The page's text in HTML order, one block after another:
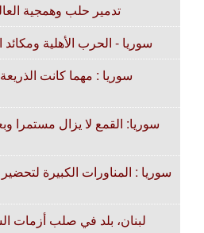
تدمير حلب وهمجية العالم
سوريا - الحرب الأهلية ومكائد
سوريا : مهما كانت
سوريا: القمع لا يزال مستمرا
سوريا : المناورات الكبيرة
لبنان، بلد في صلب أزمات